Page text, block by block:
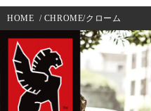
HOME / CHROME/クローム